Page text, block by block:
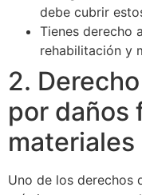
debe cubrir
Tienes derecho
rehabilitación y
2.
por daños
materiales
Uno de los derechos